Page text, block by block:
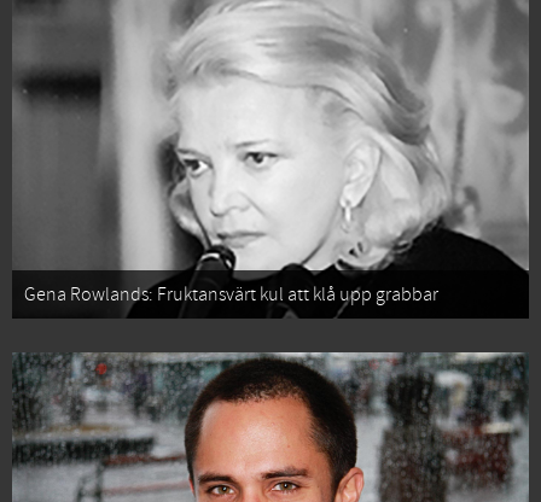
Gena Rowlands: Fruktansvärt kul att klå upp grabbar